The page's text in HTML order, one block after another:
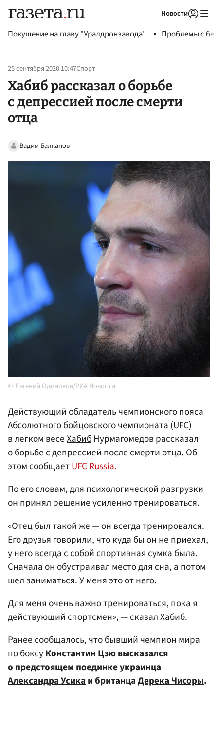
Новости
Покушение на главу "Уралдронзавода" Проблемы с
25 сентября 2020 10:47Спорт
Хабиб рассказал о борьбе
с депрессией после смерти
отца
Вадим Балканов
Евгений Одиноков/РИА Новости
Действующий обладатель чемпионского пояса
Абсолютного бойцовского чемпионата (UFC)
в легком весеХабибНурмагомедов рассказал
о борьбе с депрессией после смерти отца. Об
этом сообщаетUFC Russia.
По его словам, для психологической разгрузки
он принял решение усиленно тренироваться.
«Отец был такой же — он всегда тренировался.
Его друзья говорили, что куда бы он не приехал,
у него всегда с собой спортивная сумка была.
Сначала он обустраивал место для сна, а потом
шел заниматься. У меня это от него.
Для меня очень важно тренироваться, пока я
действующий спортсмен», — сказал Хабиб.
Ранее сообщалось, что бывший чемпион мира
по боксуКонстантин Цзювысказался
о предстоящем поединке украинца
Александра Усикаи британцаДерека Чисоры.